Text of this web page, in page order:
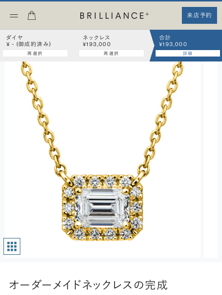
来店予約
ダイヤ
¥ - (御成約済み)
再選択
ネックレス
¥193,000
再選択
合計
¥193,000
詳細
オーダーメイドネックレスの完成